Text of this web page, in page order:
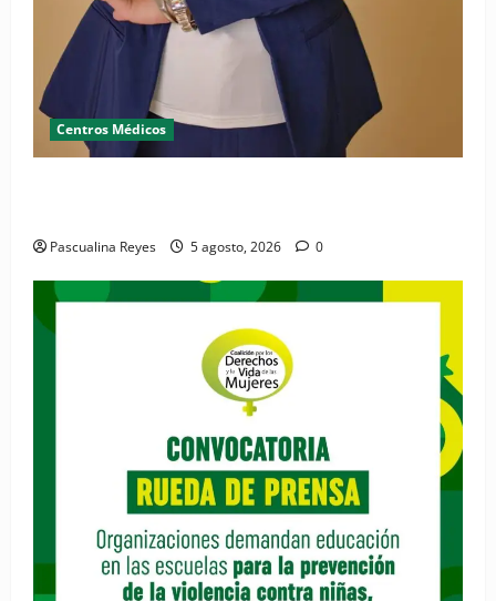
Centros Médicos
Pascualina Reyes 5 agosto, 2026 0